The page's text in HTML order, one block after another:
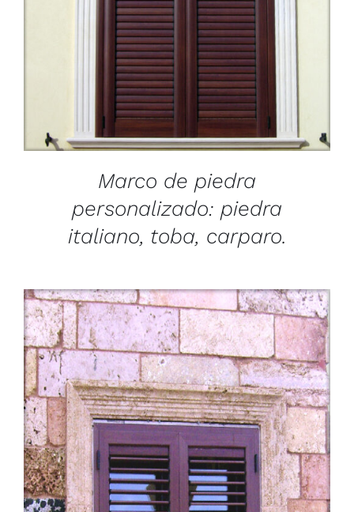
Marco de piedra
personalizado: piedra
italiano, toba, carparo.
DETAILS